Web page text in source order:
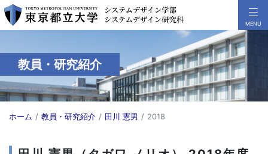
教員・研究紹介
ホーム 教員・研究紹介 田川 憲男 2018